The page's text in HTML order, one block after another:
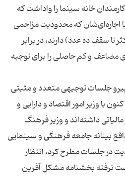
خانه سینما را واداشت که
اجاره‌ای‌شان که محدودیت مزاحمی
تا سقف ده عدد) دارند، در برابر
مضاعف و کم حاصلی را برای توجیه
پیرو جلسات توجیهی متعدد و مثبتی
با وزیر امور اقتصاد و دارایی و
داشته‌اند و وزیر فرهنگ
بینانه جامعه فرهنگی و سینمایی
در جلسات مطرح کرد، انتظار
نرفته بخشنامه مشکل آفرین